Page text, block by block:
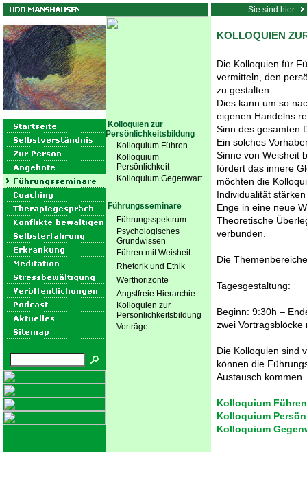
Sie sind hier:
Kolloquien zur
Persönlichkeitsbildung
Kolloquium Führen
Kolloquium
Persönlichkeit
Kolloquium Gegenwart
Führungsseminare
Führungsspektrum
Psychologisches
Grundwissen
Führen mit Weisheit
Rhetorik und Ethik
Werthorizonte
Angstfreie Hierarchie
Kolloquien zur
Persönlichkeitsbildung
Vorträge
KOLLOQUIEN
Die Kolloquien für
vermitteln, den
zu gestalten.
Dies kann um so
eigenen Handelns
Sinn des gesamten
Ein solches
Sinne von Weisheit
fördert das innere
möchten die
Individualität
Enge in eine neue
Theoretische
verbunden.
Die
Tagesgestaltung:
Beginn: 9:30h –
zwei
Die Kolloquien sind
können die
Austausch kommen.
Kolloquium Führen
Kolloquium
Kolloquium